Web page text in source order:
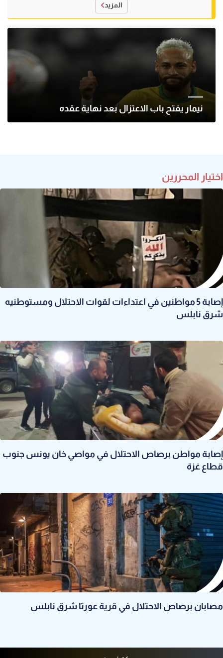
المزيد
نيمار يفتح باب الاعتزال بعد نهاية عقده
اختيار المحررين
إصابة 5 مواطنين في اعتداءات لقوات الاحتلال ومستوطنيه
شرق نابلس
إصابة مواطن برصاص الاحتلال في مواصي خان يونس جنوب
قطاع غزة
مصابان برصاص الاحتلال في قرية عورتا شرق نابلس